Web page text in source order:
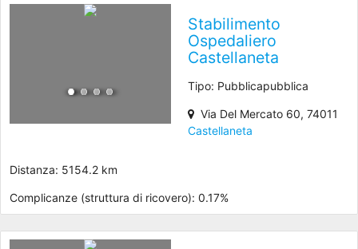
Stabilimento
Ospedaliero
Castellaneta
Tipo: Pubblicapubblica
Via Del Mercato 60, 74011
Castellaneta
Distanza: 5154.2 km
Complicanze (struttura di ricovero): 0.17%